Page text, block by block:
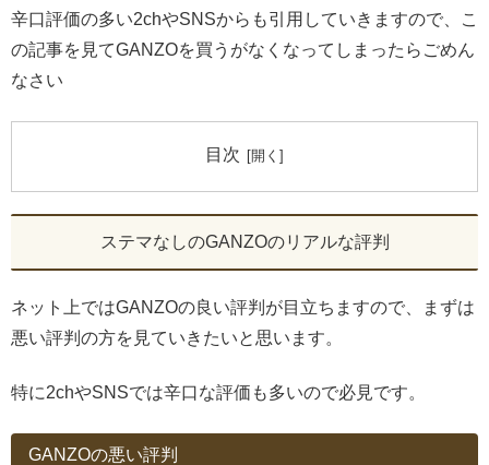
辛口評価の多い2chやSNSからも引用していきますので、こ
の記事を見てGANZOを買うがなくなってしまったらごめん
なさい
目次
ステマなしのGANZOのリアルな評判
ネット上ではGANZOの良い評判が目立ちますので、まずは
悪い評判の方を見ていきたいと思います。
特に2chやSNSでは辛口な評価も多いので必見です。
GANZOの悪い評判